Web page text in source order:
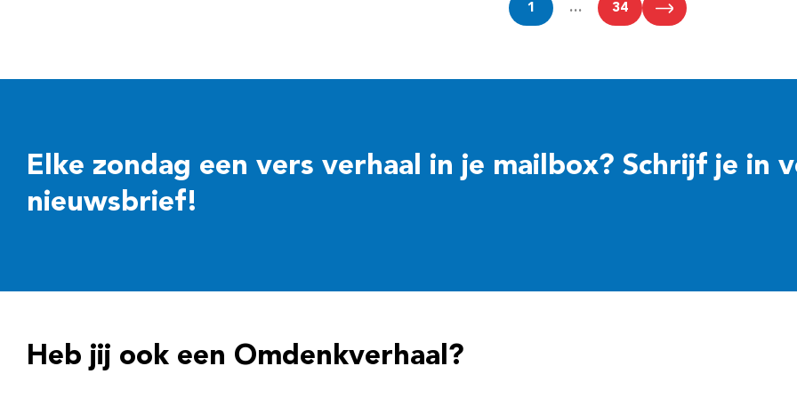
1 … 34
Elke zondag een vers verhaal in je mailbox? Schrijf je in
nieuwsbrief!
Heb jij ook een Omdenkverhaal?